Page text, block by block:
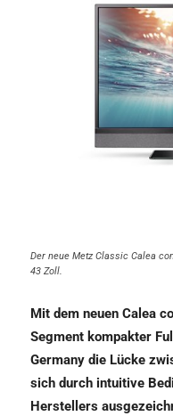
Der neue Metz Classic Calea
43 Zoll.
Mit dem neuen Calea
Segment kompakter
Germany die Lücke
sich durch intuitive
Herstellers